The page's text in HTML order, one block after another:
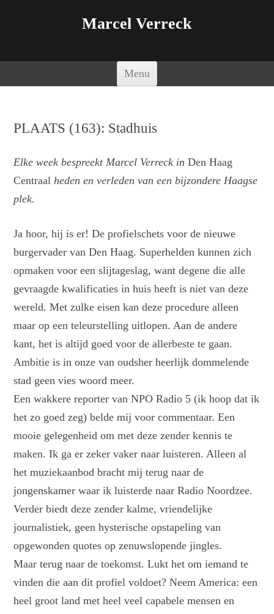
Marcel Verreck
Menu
PLAATS (163): Stadhuis
Elke week bespreekt Marcel Verreck in Den Haag
Centraal heden en verleden van een bijzondere Haagse
plek.
Ja hoor, hij is er! De profielschets voor de nieuwe
burgervader van Den Haag. Superhelden kunnen zich
opmaken voor een slijtageslag, want degene die alle
gevraagde kwalificaties in huis heeft is niet van deze
wereld. Met zulke eisen kan deze procedure alleen
maar op een teleurstelling uitlopen. Aan de andere
kant, het is altijd goed voor de allerbeste te gaan.
Ambitie is in onze van oudsher heerlijk dommelende
stad geen vies woord meer.
Een wakkere reporter van NPO Radio 5 (ik hoop dat ik
het zo goed zeg) belde mij voor commentaar. Een
mooie gelegenheid om met deze zender kennis te
maken. Ik ga er zeker vaker naar luisteren. Alleen al
het muziekaanbod bracht mij terug naar de
jongenskamer waar ik luisterde naar Radio Noordzee.
Verder biedt deze zender kalme, vriendelijke
journalistiek, geen hysterische opstapeling van
opgewonden quotes op zenuwslopende jingles.
Maar terug naar de toekomst. Lukt het om iemand te
vinden die aan dit profiel voldoet? Neem America: een
heel groot land met heel veel capabele mensen en